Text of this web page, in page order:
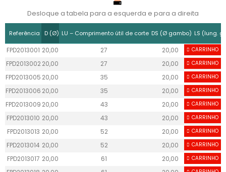
Desloque a tabela para a esquerda e para a direita
Referência D (Ø) LU – Comprimento útil de corte DS (Ø gambo) LS (lung.
FPD2013001 20,00 27 20,00 50
CARRINHO
FPD2013002 20,00 27 20,00 50
CARRINHO
FPD2013005 20,00 35 20,00 50
CARRINHO
FPD2013006 20,00 35 20,00 50
CARRINHO
FPD2013009 20,00 43 20,00 50
CARRINHO
FPD2013010 20,00 43 20,00 50
CARRINHO
FPD2013013 20,00 52 20,00 50
CARRINHO
FPD2013014 20,00 52 20,00 50
CARRINHO
FPD2013017 20,00 61 20,00 50
CARRINHO